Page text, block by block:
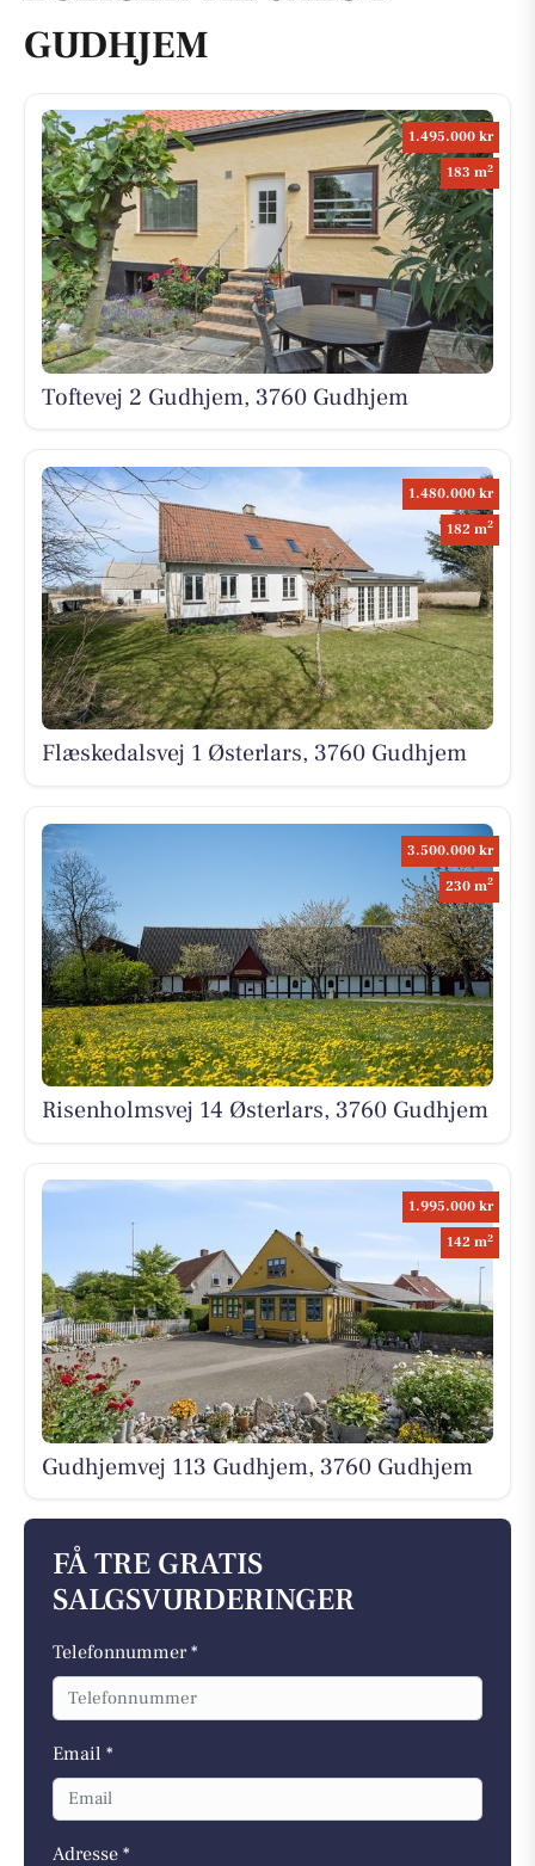
GUDHJEM
1.495.000 kr
183 m2
Toftevej 2 Gudhjem, 3760 Gudhjem
1.480.000 kr
182 m2
Flæskedalsvej 1 Østerlars, 3760 Gudhjem
3.500.000 kr
230 m2
Risenholmsvej 14 Østerlars, 3760 Gudhjem
1.995.000 kr
142 m2
Gudhjemvej 113 Gudhjem, 3760 Gudhjem
FÅ TRE GRATIS
SALGSVURDERINGER
Telefonnummer *
Email *
Adresse *